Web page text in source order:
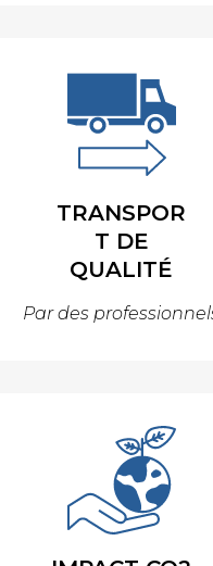
TRANSPOR
T DE
QUALITÉ
Par des